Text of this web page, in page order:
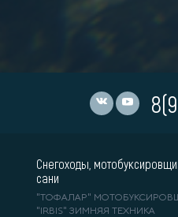
Снегоходы,
сани
"ТОФАЛАР"
"IRBIS" ЗИМНЯЯ ТЕХНИКА